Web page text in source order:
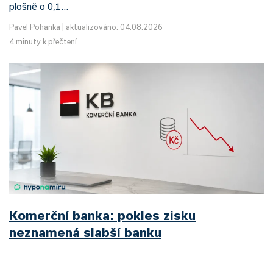
plošně o 0,1…
Pavel Pohanka
aktualizováno: 04.08.2026
4 minuty k přečtení
Komerční banka: pokles zisku
neznamená slabší banku